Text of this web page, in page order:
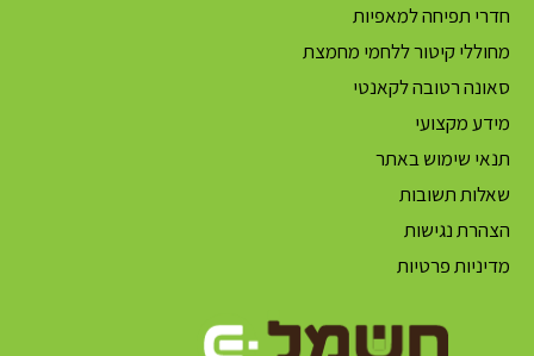
חדרי תפיחה למאפיות
מחוללי קיטור ללחמי מחמצת
סאונה רטובה לקאנטי
מידע מקצועי
תנאי שימוש באתר
שאלות תשובות
הצהרת נגישות
מדיניות פרטיות